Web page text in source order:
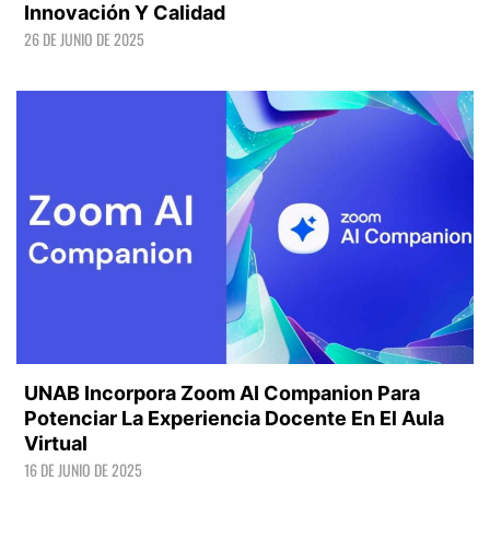
Innovación Y Calidad
26 DE JUNIO DE 2025
UNAB Incorpora Zoom AI Companion Para
Potenciar La Experiencia Docente En El Aula
Virtual
16 DE JUNIO DE 2025